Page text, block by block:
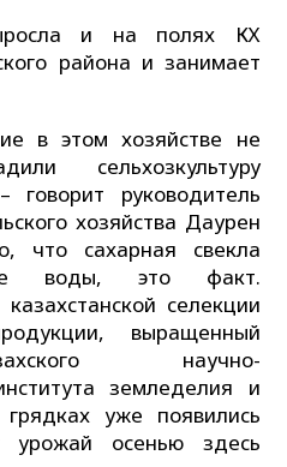
и на полях КХ
района и занимает
в этом хозяйстве не
сельхозкультуру
руководитель
хозяйства Даурен
что сахарная свекла
воды, это факт.
селекции
выращенный
научно-
земледелия и
уже появились
урожай осенью здесь